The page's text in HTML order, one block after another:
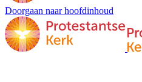
Doorgaan naar hoofdinhoud